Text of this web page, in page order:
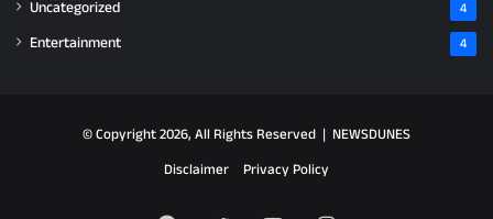
Uncategorized 4
Entertainment 4
© Copyright 2026, All Rights Reserved | NEWSDUNES
Disclaimer
Privacy Policy